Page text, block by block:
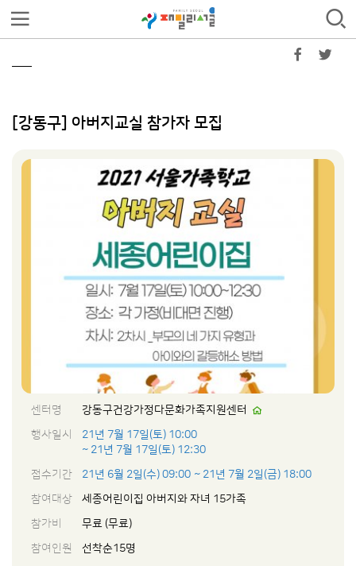
[강동구] 아버지교실 참가자 모집
센터명
강동구건강가정다문화가족지원센터
행사일시
21년 7월 17일(토) 10:00
~ 21년 7월 17일(토) 12:30
접수기간
21년 6월 2일(수) 09:00 ~ 21년 7월 2일(금) 18:00
참여대상
세종어린이집 아버지와 자녀 15가족
참가비
무료 (무료)
참여인원
선착순15명